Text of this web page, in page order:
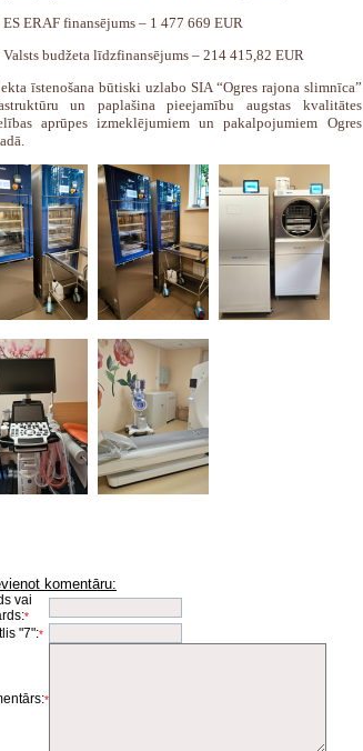
ES ERAF finansējums – 1 477 669 EUR
Valsts budžeta līdzfinansējums – 214 415,82 EUR
īstenošana būtiski uzlabo SIA “Ogres rajona slimnīca”
un paplašina pieejamību augstas kvalitātes
aprūpes izmeklējumiem un pakalpojumiem Ogres
komentāru:
vai
*
"7":*
*